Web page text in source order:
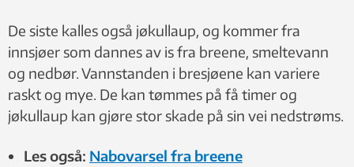
De siste kalles også jøkullaup, og kommer fra
innsjøer som dannes av is fra breene, smeltevann
og nedbør. Vannstanden i bresjøene kan variere
raskt og mye. De kan tømmes på få timer og
jøkullaup kan gjøre stor skade på sin vei nedstrøms.
Les også: Nabovarsel fra breene